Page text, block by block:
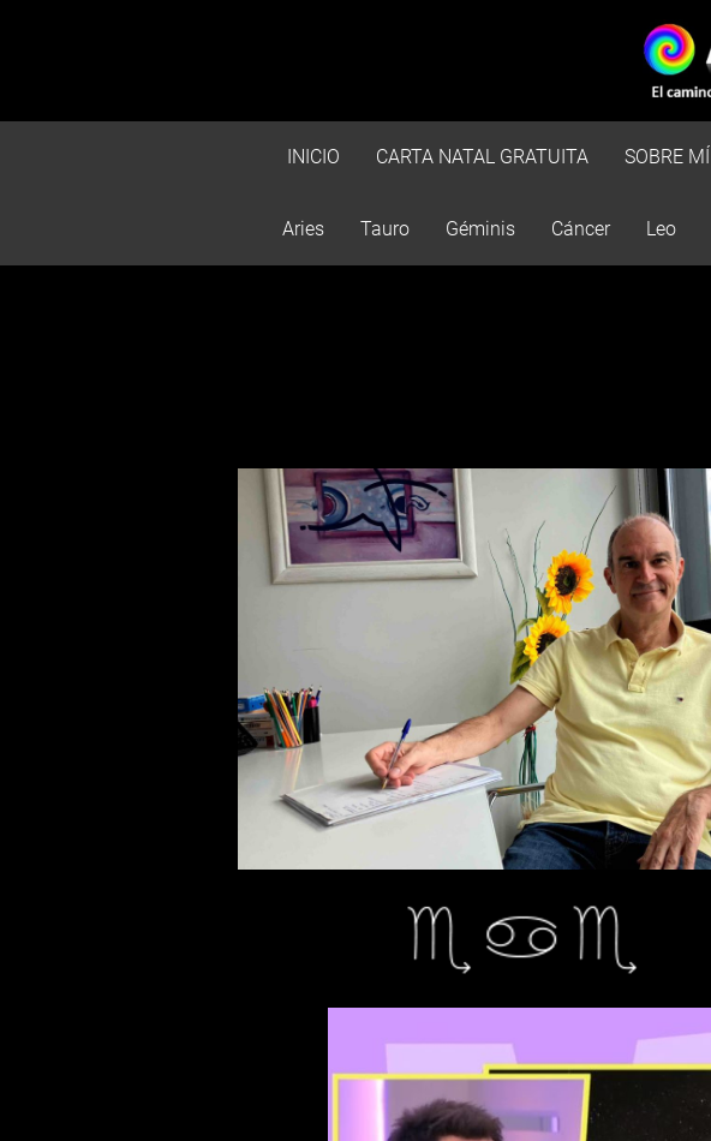
INICIO CARTA NATAL GRATUITA SOBRE MÍ
Aries Tauro Géminis Cáncer Leo